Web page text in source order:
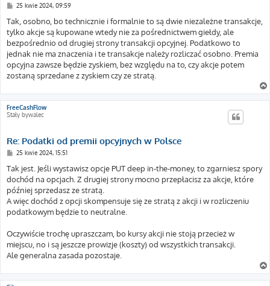
P
s
t
25 kwie 2024, 09:59
Tak, osobno, bo technicznie i formalnie to są dwie niezależne transakcje,
tylko akcje są kupowane wtedy nie za pośrednictwem giełdy, ale
bezpośrednio od drugiej strony transakcji opcyjnej. Podatkowo to
jednak nie ma znaczenia i te transakcje należy rozliczać osobno. Premia
opcyjna zawsze będzie zyskiem, bez względu na to, czy akcje potem
zostaną sprzedane z zyskiem czy ze stratą.
FreeCashFlow
Stały bywalec
Re: Podatki od premii opcyjnych w Polsce
P
s
t
25 kwie 2024, 15:51
Tak jest. Jeśli wystawisz opcje PUT deep in-the-money, to zgarniesz spory
dochód na opcjach. Z drugiej strony mocno przepłacisz za akcje, które
później sprzedasz ze stratą.
A więc dochód z opcji skompensuje się ze stratą z akcji i w rozliczeniu
podatkowym będzie to neutralne.
Oczywiście trochę upraszczam, bo kursy akcji nie stoją przecież w
miejscu, no i są jeszcze prowizje (koszty) od wszystkich transakcji.
Ale generalna zasada pozostaje.